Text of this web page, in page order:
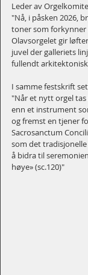
Leder av
"Nå, i påsken 2026,
toner som forkynner
Olavsorgelet gir
juvel der galleriets
fullendt
I samme festskrift
"Når et nytt orgel
enn et instrument
og fremst en tjener
Sacrosanctum
som det
å bidra til
høye» (sc.120)"